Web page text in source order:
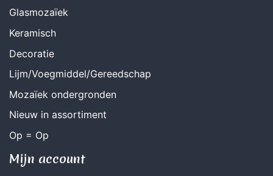
Glasmozaïek
Keramisch
Decoratie
Lijm/Voegmiddel/Gereedschap
Mozaïek ondergronden
Nieuw in assortiment
Op = Op
Mijn account